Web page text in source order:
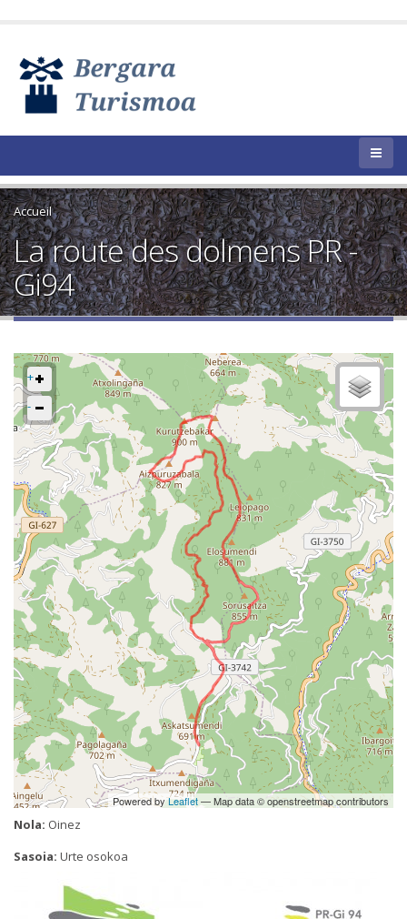
Accueil
La route des dolmens PR -
Gi94
+
-
Powered byLeaflet— Map data © openstreetmap contributors
Nola: Oinez
Sasoia: Urte osokoa